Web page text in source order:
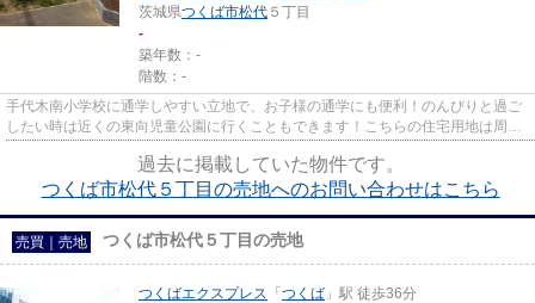
茨城県つくば市松代 ５丁目
-
築年数：-
階数：-
手代木南小学校に通学しやすい立地で、お子様の通学にも便利！のんびりと過ご
したい時は近くの東向児童公園に行くこともできます！こちらの住宅用地は周囲
過去に掲載していた物件です。
つくば市松代５丁目の売地へのお問い合わせはこちら
売買｜売地 つくば市松代５丁目の売地
つくばエクスプレス 「 つくば 」駅 徒歩36分